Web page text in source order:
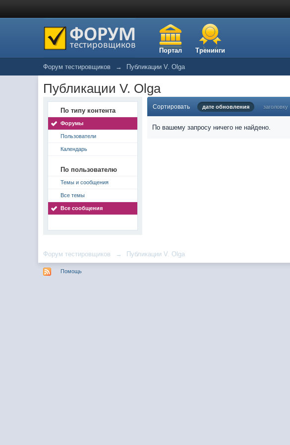
Портал Тренинги
Форум тестировщиков → Публикации V. Olga
Публикации V. Olga
По типу контента
Форумы
Пользователи
Календарь
По пользователю
Темы и сообщения
Все темы
Все сообщения
Сортировать дате обновления заголовку
По вашему запросу ничего не найдено.
Форум тестировщиков → Публикации V. Olga
Помощь